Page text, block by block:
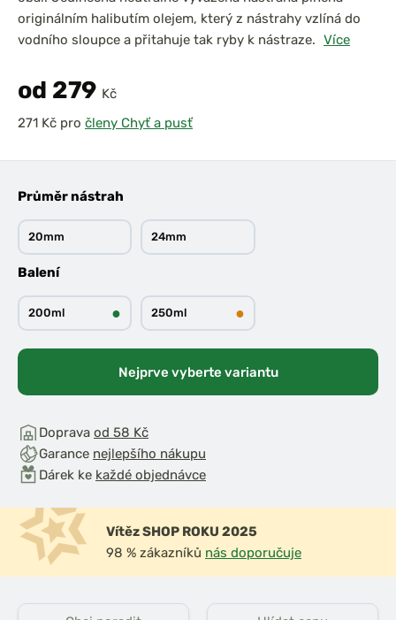
originálním halibutím olejem, který z nástrahy vzlíná do
vodního sloupce a přitahuje tak ryby k nástraze. Více
od 279 Kč
pro členy Chyť a pusť
Průměr nástrah
20mm 24mm
Balení
200ml ● 250ml ●
Nejprve vyberte variantu
Doprava od 58 Kč
Garance nejlepšího nákupu
Dárek ke každé objednávce
Vítěz SHOP ROKU 2025
98 % zákazníků nás doporučuje